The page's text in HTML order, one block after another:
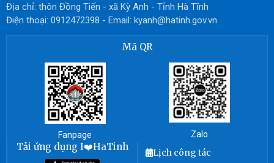
Địa chỉ: thôn Đồng Tiến - xã Kỳ Anh - Tỉnh Hà Tĩnh
Điện thoại: 0912472398 - Email: kyanh@hatinh.gov.vn
Mã QR
Fanpage Zalo
Tải ứng dụng I❤️HaTinh Lịch công tác